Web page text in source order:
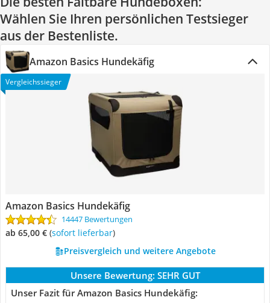
Wählen Sie Ihren persönlichen Testsieger
aus der Bestenliste.
Amazon Basics Hundekäfig
Vergleichssieger
Amazon Basics Hundekäfig
14447 Bewertungen
ab 65,00 € ( Sofort lieferbar)
Preisvergleich und weitere Angebote
Unsere Bewertung: SEHR GUT
Unser Fazit für Amazon Basics Hundekäfig: